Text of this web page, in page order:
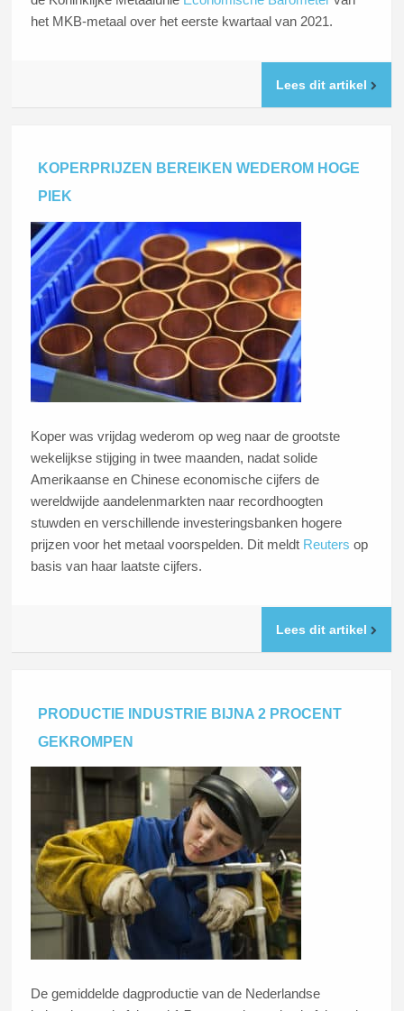
het MKB-metaal over het eerste kwartaal van 2021.
Lees dit artikel
KOPERPRIJZEN BEREIKEN WEDEROM HOGE
PIEK
Koper was vrijdag wederom op weg naar de grootste
wekelijkse stijging in twee maanden, nadat solide
Amerikaanse en Chinese economische cijfers de
wereldwijde aandelenmarkten naar recordhoogten
stuwden en verschillende investeringsbanken hogere
prijzen voor het metaal voorspelden. Dit meldt Reuters op
basis van haar laatste cijfers.
Lees dit artikel
PRODUCTIE INDUSTRIE BIJNA 2 PROCENT
GEKROMPEN
De gemiddelde dagproductie van de Nederlandse